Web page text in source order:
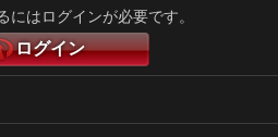
にはログインが必要です。
ログイン